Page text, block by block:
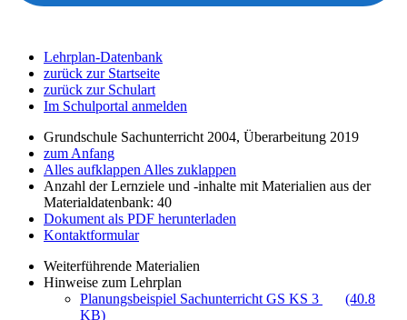
Lehrplan-Datenbank
zurück zur Startseite
zurück zur Schulart
Im Schulportal anmelden
Grundschule Sachunterricht 2004, Überarbeitung 2019
zum Anfang
Alles aufklappen Alles zuklappen
Anzahl der Lernziele und -inhalte mit Materialien aus der
Materialdatenbank: 40
Dokument als PDF herunterladen
Kontaktformular
Weiterführende Materialien
Hinweise zum Lehrplan
Planungsbeispiel Sachunterricht GS KS 3
(40.8
KB)